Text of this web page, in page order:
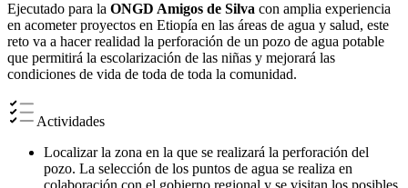
Ejecutado para la ONGD Amigos de Silva con amplia experiencia
en acometer proyectos en Etiopía en las áreas de agua y salud, este
reto va a hacer realidad la perforación de un pozo de agua potable
que permitirá la escolarización de las niñas y mejorará las
condiciones de vida de toda de toda la comunidad.
Actividades
Localizar la zona en la que se realizará la perforación del
pozo. La selección de los puntos de agua se realiza en